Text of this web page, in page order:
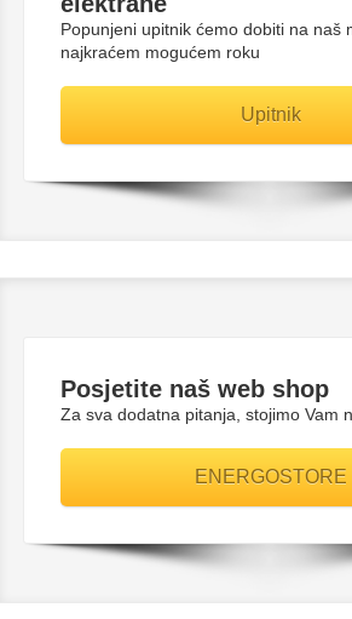
Popunjeni upitnik ćemo dobiti na naš
najkraćem mogućem roku
Upitnik
Posjetite naš web shop
Za sva dodatna pitanja, stojimo Vam
ENERGOSTORE